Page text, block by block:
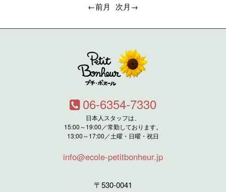
←前月 次月→
06-6354-7330
日本人スタッフは、
15:00～19:00／常勤しております。
13:00～17:00／土曜・日曜・祝日
info@ecole-petitbonheur.jp
〒530-0041